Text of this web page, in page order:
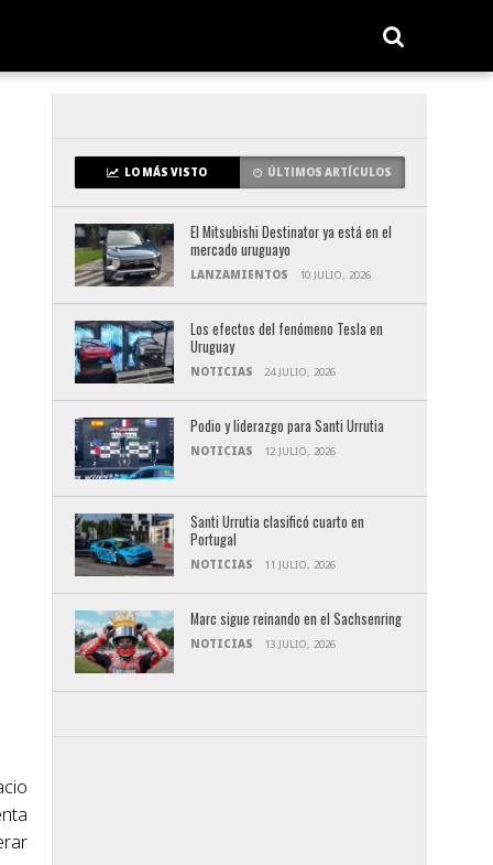
LO MÁS VISTO ÚLTIMOS ARTÍCULOS
El Mitsubishi Destinator ya está en el
mercado uruguayo
LANZAMIENTOS 10 JULIO, 2026
Los efectos del fenómeno Tesla en
Uruguay
NOTICIAS 24 JULIO, 2026
Podio y liderazgo para Santi Urrutia
NOTICIAS 12 JULIO, 2026
Santi Urrutia clasificó cuarto en
Portugal
NOTICIAS 11 JULIO, 2026
Marc sigue reinando en el Sachsenring
NOTICIAS 13 JULIO, 2026